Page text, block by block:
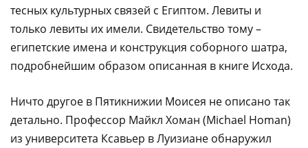
тесных культурных связей с Египтом. Левиты и
только левиты их имели. Свидетельство тому –
египетские имена и конструкция соборного шатра,
подробнейшим образом описанная в книге Исхода.
Ничто другое в Пятикнижии Моисея не описано так
детально. Профессор Майкл Хоман (Michael Homan)
из университета Ксавьер в Луизиане обнаружил